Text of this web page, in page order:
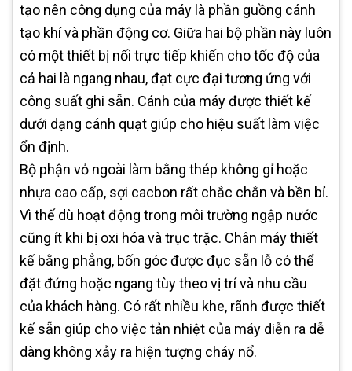
tạo nên công dụng của máy là phần guồng cánh
tạo khí và phần động cơ. Giữa hai bộ phần này luôn
có một thiết bị nối trực tiếp khiến cho tốc độ của
cả hai là ngang nhau, đạt cực đại tương ứng với
công suất ghi sẵn. Cánh của máy được thiết kế
dưới dạng cánh quạt giúp cho hiệu suất làm việc
ổn định.
Bộ phận vỏ ngoài làm bằng thép không gỉ hoặc
nhựa cao cấp, sợi cacbon rất chắc chắn và bền bỉ.
Vì thế dù hoạt động trong môi trường ngập nước
cũng ít khi bị oxi hóa và trục trặc. Chân máy thiết
kế bằng phẳng, bốn góc được đục sẵn lỗ có thể
đặt đứng hoặc ngang tùy theo vị trí và nhu cầu
của khách hàng. Có rất nhiều khe, rãnh được thiết
kế sẵn giúp cho việc tản nhiệt của máy diễn ra dễ
dàng không xảy ra hiện tượng cháy nổ.